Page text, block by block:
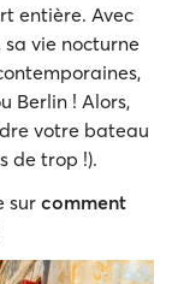
entière. Avec
sa vie nocturne
Berlin ! Alors,
votre bateau
de trop !).
sur comment